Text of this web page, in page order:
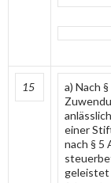
15
a) Nach
einer
nach § 5
geleistet